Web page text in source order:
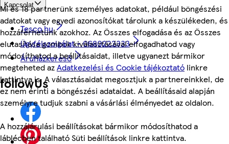
Mi és 18 partnerünk személyes adatokat, például böngészési
adatokat vagy egyedi azonosítókat tárolunk a készülékeden, és
hozzáférhetünk azokhoz. Az Összes elfogadása és az Összes
elutasítása gombok kiválasztásával elfogadhatod vagy
módosíthatod a beállításaidat, illetve ugyanezt bármikor
megteheted azAdatkezelési és Cookie tájékoztató linkre
kattintva is. A választásaidat megosztjuk a partnereinkkel, de
ez nem érinti a böngészési adataidat. A beállításaid alapján
személyre tudjuk szabni a vásárlási élményedet az oldalon.
A hozzájárulási beállításokat bármikor módosíthatod a
láblécben található Süti beállítások linkre kattintva.
Kapcsolat
Tesco.hu
Ügyfélszolgálat - 0680222333
Áruházkereső
followUs